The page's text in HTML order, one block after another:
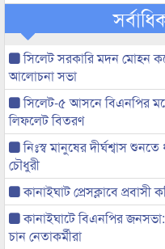
সিলেট সরকারি মদন মোহন
আলোচনা সভা
সিলেট-৫ আসনে বিএনপির
লিফলেট বিতরণ
নিঃস্ব মানুষের দীর্ঘশ্বাস
চৌধুরী
কানাইঘাট প্রেসক্লাবে
কানাইঘাটে বিএনপির
চান নেতাকর্মীরা